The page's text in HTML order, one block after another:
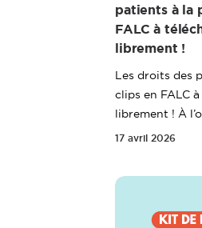
patients à la
FALC à
librement !
Les droits des
clips en FALC
librement ! À
17 avril 2026